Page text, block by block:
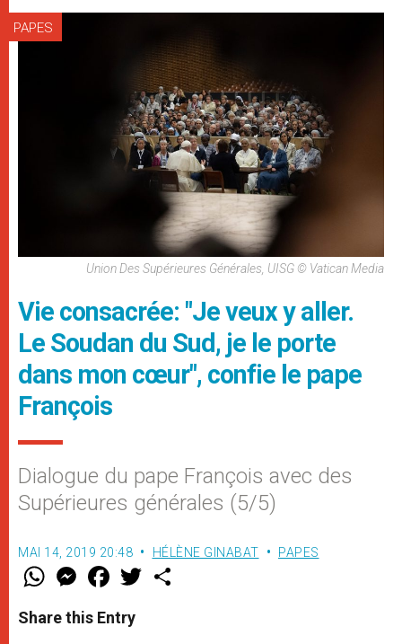
PAPES
Union Des Supérieures Générales, UISG © Vatican Media
Vie consacrée: "Je veux y aller.
Le Soudan du Sud, je le porte
dans mon cœur", confie le pape
François
Dialogue du pape François avec des
Supérieures générales (5/5)
MAI 14, 2019 20:48 HÉLÈNE GINABAT PAPES
W
t
s
M
e
s
e
F
a
e
b
w
Share this Entry